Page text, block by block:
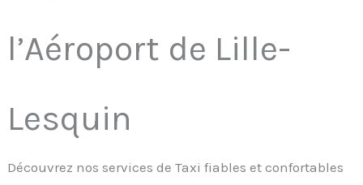
l’Aéroport de Lille-
Lesquin
Découvrez nos services de Taxi fiables et confortables